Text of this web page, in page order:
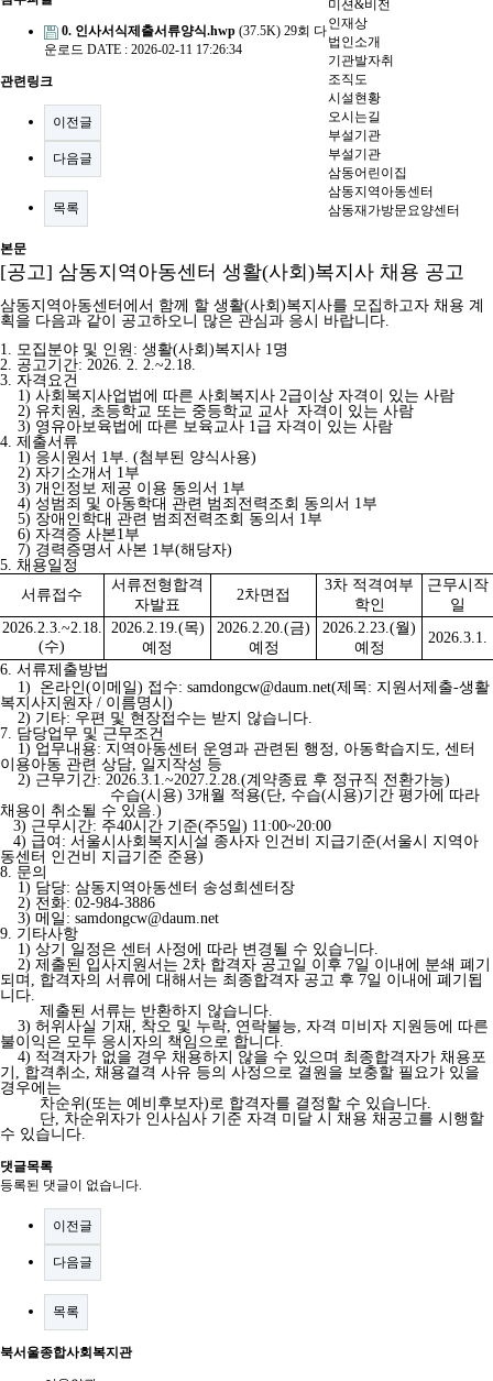
미션&비전
인재상
법인소개
기관발자취
조직도
시설현황
오시는길
부설기관
부설기관
삼동어린이집
삼동지역아동센터
삼동재가방문요양센터
0. 인사서식제출서류양식.hwp (37.5K) 29회 다
운로드 DATE : 2026-02-11 17:26:34
관련링크
이전글
다음글
목록
본문
[공고] 삼동지역아동센터 생활(사회)복지사 채용 공고
삼동지역아동센터에서 함께 할 생활(사회)복지사를 모집하고자 채용 계
획을 다음과 같이 공고하오니 많은 관심과 응시 바랍니다.
1. 모집분야 및 인원: 생활(사회)복지사 1명
2. 공고기간: 2026. 2. 2.~2.18.
3. 자격요건
1) 사회복지사업법에 따른 사회복지사 2급이상 자격이 있는 사람
2) 유치원, 초등학교 또는 중등학교 교사 자격이 있는 사람
3) 영유아보육법에 따른 보육교사 1급 자격이 있는 사람
4. 제출서류
1) 응시원서 1부. (첨부된 양식사용)
2) 자기소개서 1부
3) 개인정보 제공 이용 동의서 1부
4) 성범죄 및 아동학대 관련 범죄전력조회 동의서 1부
5) 장애인학대 관련 범죄전력조회 동의서 1부
6) 자격증 사본1부
7) 경력증명서 사본 1부(해당자)
5. 채용일정
서류접수
서류전형합격
자발표
2차면접
3차 적격여부
학인
근무시작
일
2026.2.3.~2.18.
(수)
2026.2.19.(목)
예정
2026.2.20.(금)
예정
2026.2.23.(월)
예정
2026.3.1.
6. 서류제출방법
1) 온라인(이메일) 접수: samdongcw@daum.net(제목: 지원서제출-생활
복지사지원자 / 이름명시)
2) 기타: 우편 및 현장접수는 받지 않습니다.
7. 담당업무 및 근무조건
1) 업무내용: 지역아동센터 운영과 관련된 행정, 아동학습지도, 센터
이용아동 관련 상담, 일지작성 등
2) 근무기간: 2026.3.1.~2027.2.28.(계약종료 후 정규직 전환가능)
수습(시용) 3개월 적용(단, 수습(시용)기간 평가에 따라
채용이 취소될 수 있음.)
3) 근무시간: 주40시간 기준(주5일) 11:00~20:00
4) 급여: 서울시사회복지시설 종사자 인건비 지급기준(서울시 지역아
동센터 인건비 지급기준 준용)
8. 문의
1) 담당: 삼동지역아동센터 송성희센터장
2) 전화: 02-984-3886
3) 메일: samdongcw@daum.net
9. 기타사항
1) 상기 일정은 센터 사정에 따라 변경될 수 있습니다.
2) 제출된 입사지원서는 2차 합격자 공고일 이후 7일 이내에 분쇄 폐기
되며, 합격자의 서류에 대해서는 최종합격자 공고 후 7일 이내에 폐기됩
니다.
제출된 서류는 반환하지 않습니다.
3) 허위사실 기재, 착오 및 누락, 연락불능, 자격 미비자 지원등에 따른
불이익은 모두 응시자의 책임으로 합니다.
4) 적격자가 없을 경우 채용하지 않을 수 있으며 최종합격자가 채용포
기, 합격취소, 채용결격 사유 등의 사정으로 결원을 보충할 필요가 있을
경우에는
차순위(또는 예비후보자)로 합격자를 결정할 수 있습니다.
단, 차순위자가 인사심사 기준 자격 미달 시 채용 채공고를 시행할
수 있습니다.
댓글목록
등록된 댓글이 없습니다.
이전글
다음글
목록
북서울종합사회복지관